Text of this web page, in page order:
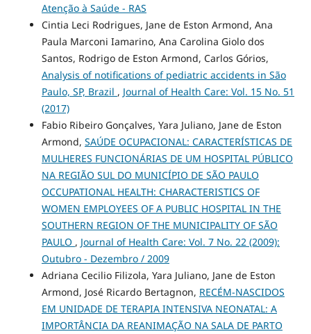
Atenção à Saúde - RAS
Cintia Leci Rodrigues, Jane de Eston Armond, Ana
Paula Marconi Iamarino, Ana Carolina Giolo dos
Santos, Rodrigo de Eston Armond, Carlos Górios,
Analysis of notifications of pediatric accidents in São
Paulo, SP, Brazil , Journal of Health Care: Vol. 15 No. 51
(2017)
Fabio Ribeiro Gonçalves, Yara Juliano, Jane de Eston
Armond, SAÚDE OCUPACIONAL: CARACTERÍSTICAS DE
MULHERES FUNCIONÁRIAS DE UM HOSPITAL PÚBLICO
NA REGIÃO SUL DO MUNICÍPIO DE SÃO PAULO
OCCUPATIONAL HEALTH: CHARACTERISTICS OF
WOMEN EMPLOYEES OF A PUBLIC HOSPITAL IN THE
SOUTHERN REGION OF THE MUNICIPALITY OF SÃO
PAULO , Journal of Health Care: Vol. 7 No. 22 (2009):
Outubro - Dezembro / 2009
Adriana Cecilio Filizola, Yara Juliano, Jane de Eston
Armond, José Ricardo Bertagnon, RECÉM-NASCIDOS
EM UNIDADE DE TERAPIA INTENSIVA NEONATAL: A
IMPORTÂNCIA DA REANIMAÇÃO NA SALA DE PARTO